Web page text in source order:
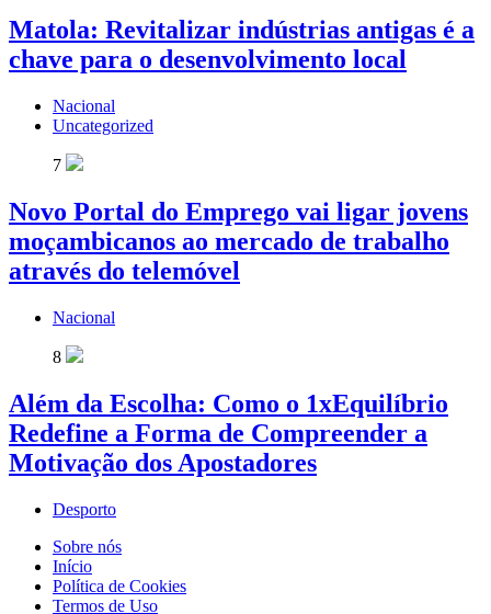
Matola: Revitalizar indústrias antigas é a
chave para o desenvolvimento local
Nacional
Uncategorized
7
Novo Portal do Emprego vai ligar jovens
moçambicanos ao mercado de trabalho
através do telemóvel
Nacional
8
Além da Escolha: Como o 1xEquilíbrio
Redefine a Forma de Compreender a
Motivação dos Apostadores
Desporto
Sobre nós
Início
Política de Cookies
Termos de Uso